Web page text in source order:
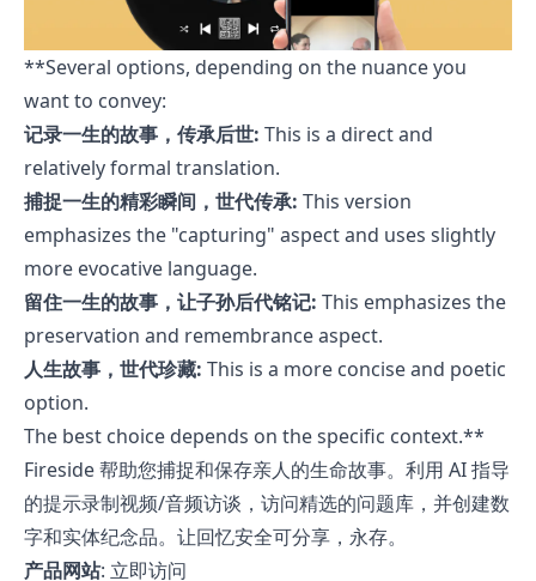
**Several options, depending on the nuance you
want to convey:
记录一生的故事，传承后世: This is a direct and
relatively formal translation.
捕捉一生的精彩瞬间，世代传承: This version
emphasizes the "capturing" aspect and uses slightly
more evocative language.
留住一生的故事，让子孙后代铭记: This emphasizes the
preservation and remembrance aspect.
人生故事，世代珍藏: This is a more concise and poetic
option.
The best choice depends on the specific context.**
Fireside 帮助您捕捉和保存亲人的生命故事。利用 AI 指导
的提示录制视频/音频访谈，访问精选的问题库，并创建数
字和实体纪念品。让回忆安全可分享，永存。
产品网站: 立即访问